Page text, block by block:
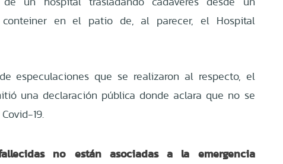
en el patio de, al parecer, el Hospital
especulaciones que se realizaron al respecto, el
una declaración pública donde aclara que no se
19.
no están asociadas a la emergencia